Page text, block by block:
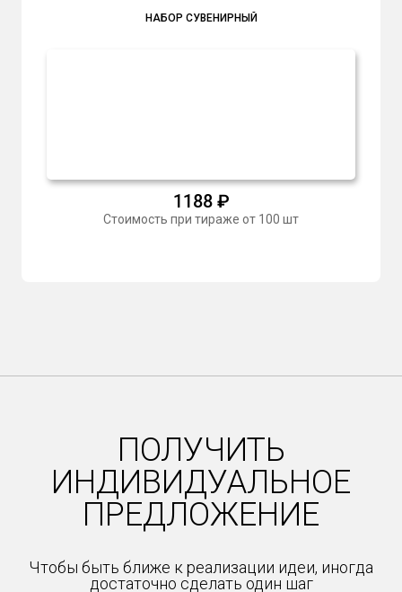
НАБОР СУВЕНИРНЫЙ
1188₽
Стоимость при тираже от 100 шт
ПОЛУЧИТЬ
ИНДИВИДУАЛЬНОЕ
ПРЕДЛОЖЕНИЕ
Чтобы быть ближе к реализации идеи, иногда
достаточно сделать один шаг